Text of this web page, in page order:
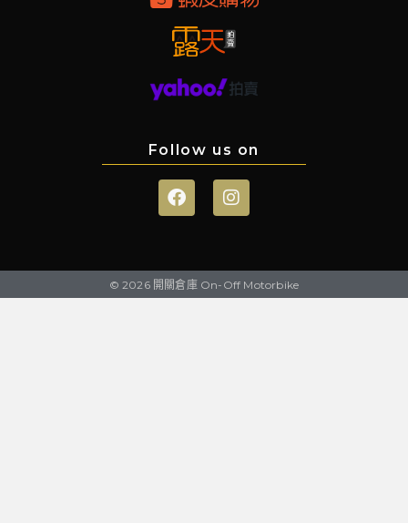
Follow us on
© 2026 開關倉庫 On-Off Motorbike